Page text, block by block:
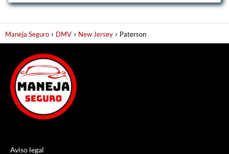
Maneja Seguro DMV New Jersey Paterson
Aviso legal